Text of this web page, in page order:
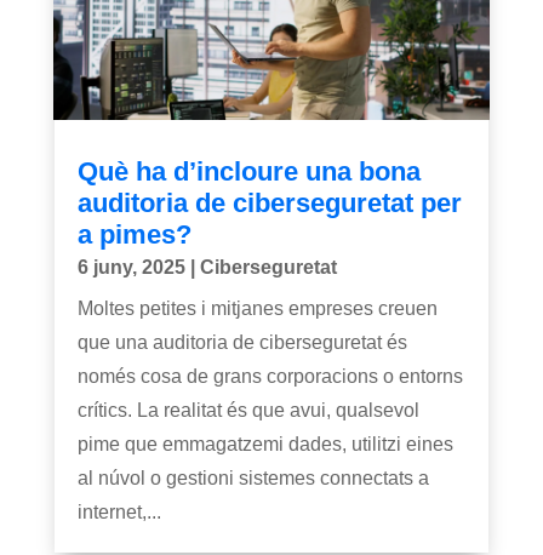
Què ha d’incloure una bona
auditoria de ciberseguretat per
a pimes?
6 juny, 2025| Ciberseguretat
Moltes petites i mitjanes empreses creuen
que una auditoria de ciberseguretat és
només cosa de grans corporacions o entorns
crítics. La realitat és que avui, qualsevol
pime que emmagatzemi dades, utilitzi eines
al núvol o gestioni sistemes connectats a
internet,...